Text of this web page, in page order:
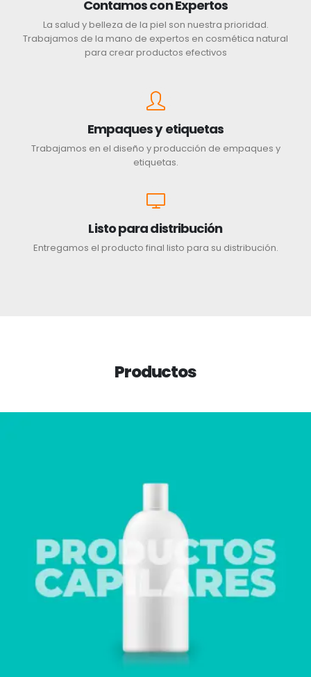
Contamos con Expertos
La salud y belleza de la piel son nuestra prioridad.
Trabajamos de la mano de expertos en cosmética natural
para crear productos efectivos
Empaques y etiquetas
Trabajamos en el diseño y producción de empaques y
etiquetas.
Listo para distribución
Entregamos el producto final listo para su distribución.
Productos